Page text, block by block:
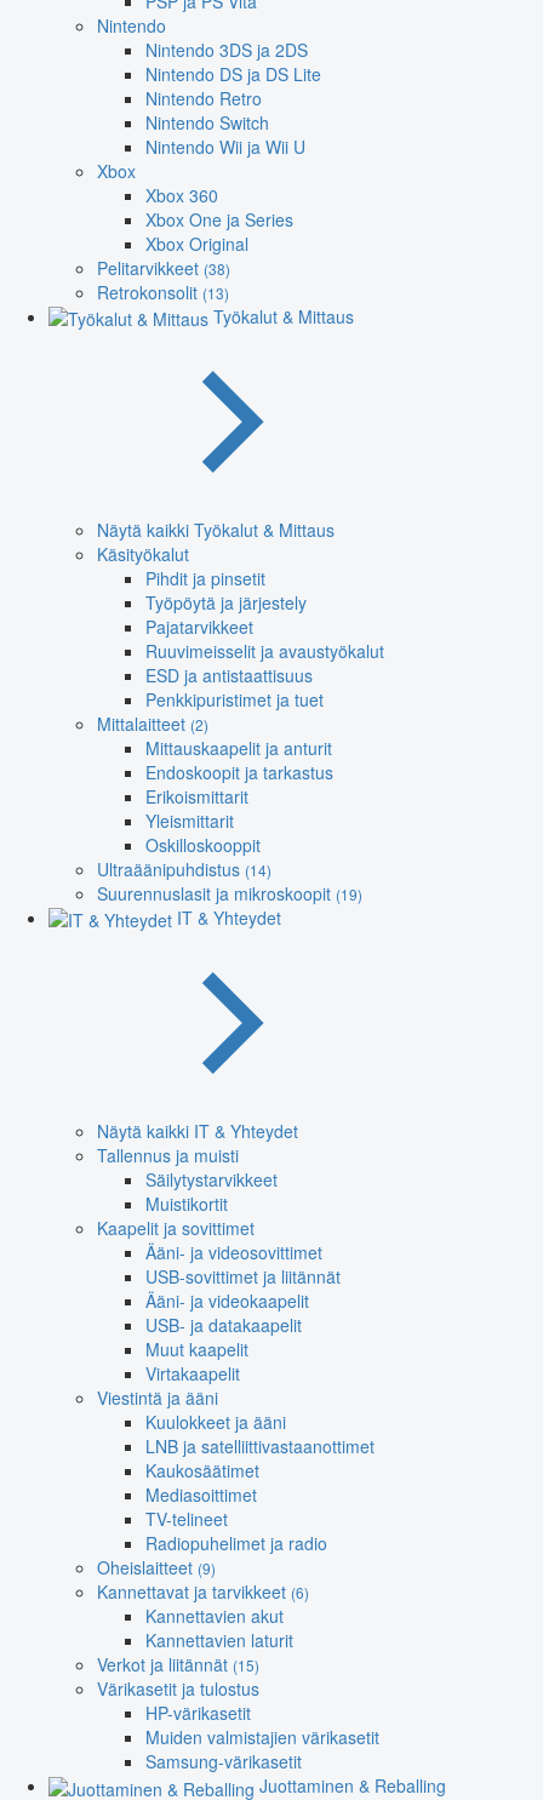
Nintendo
Nintendo 3DS ja 2DS
Nintendo DS ja DS Lite
Nintendo Retro
Nintendo Switch
Nintendo Wii ja Wii U
Xbox
Xbox 360
Xbox One ja Series
Xbox Original
Pelitarvikkeet (38)
Retrokonsolit (13)
Työkalut & Mittaus
Näytä kaikki Työkalut & Mittaus
Käsityökalut
Pihdit ja pinsetit
Työpöytä ja järjestely
Pajatarvikkeet
Ruuvimeisselit ja avaustyökalut
ESD ja antistaattisuus
Penkkipuristimet ja tuet
Mittalaitteet (2)
Mittauskaapelit ja anturit
Endoskoopit ja tarkastus
Erikoismittarit
Yleismittarit
Oskilloskooppit
Ultraäänipuhdistus (14)
Suurennuslasit ja mikroskoopit (19)
IT & Yhteydet
Näytä kaikki IT & Yhteydet
Tallennus ja muisti
Säilytystarvikkeet
Muistikortit
Kaapelit ja sovittimet
Ääni- ja videosovittimet
USB-sovittimet ja liitännät
Ääni- ja videokaapelit
USB- ja datakaapelit
Muut kaapelit
Virtakaapelit
Viestintä ja ääni
Kuulokkeet ja ääni
LNB ja satelliittivastaanottimet
Kaukosäätimet
Mediasoittimet
TV-telineet
Radiopuhelimet ja radio
Oheislaitteet (9)
Kannettavat ja tarvikkeet (6)
Kannettavien akut
Kannettavien laturit
Verkot ja liitännät (15)
Värikasetit ja tulostus
HP-värikasetit
Muiden valmistajien värikasetit
Samsung-värikasetit
Juottaminen & Reballing